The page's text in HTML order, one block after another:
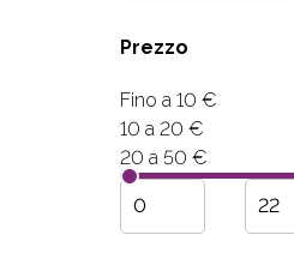
Prezzo
Fino a 10 €
10 a 20 €
20 a 50 €